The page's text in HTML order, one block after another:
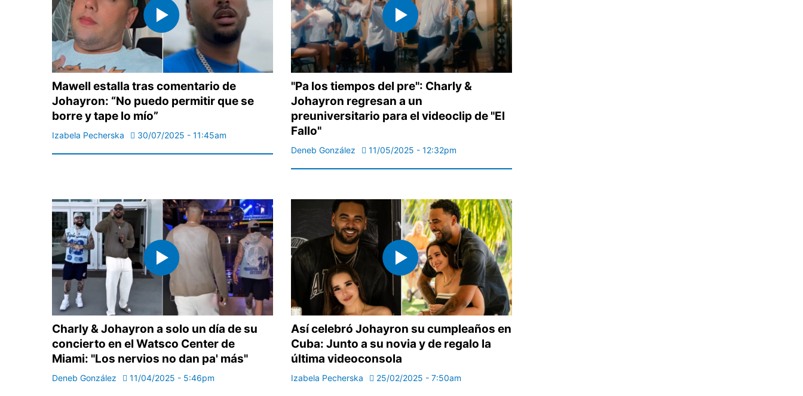
Mawell estalla tras comentario de
Johayron: “No puedo permitir que se
borre y tape lo mío”
Izabela Pecherska 30/07/2025 - 11:45am
"Pa los tiempos del pre": Charly &
Johayron regresan a un
preuniversitario para el videoclip de "El
Fallo"
Deneb González 11/05/2025 - 12:32pm
Charly & Johayron a solo un día de su
concierto en el Watsco Center de
Miami: "Los nervios no dan pa' más"
Deneb González 11/04/2025 - 5:46pm
Así celebró Johayron su cumpleaños en
Cuba: Junto a su novia y de regalo la
última videoconsola
Izabela Pecherska 25/02/2025 - 7:50am